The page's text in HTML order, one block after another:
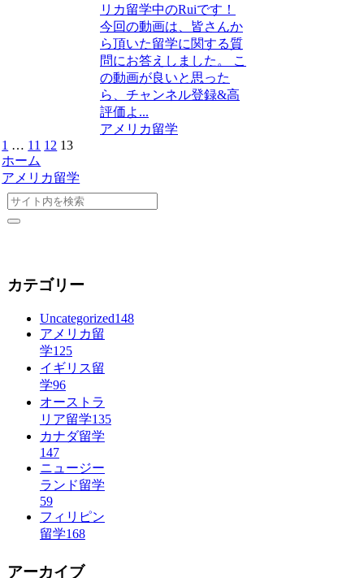
リカ留学中のRuiです！
今回の動画は、皆さんか
ら頂いた留学に関する質
問にお答えしました。 こ
の動画が良いと思った
ら、チャンネル登録&高
評価よ...
アメリカ留学
1 … 11 12 13
ホーム
アメリカ留学
カテゴリー
Uncategorized148
アメリカ留
学125
イギリス留
学96
オーストラ
リア留学135
カナダ留学
147
ニュージー
ランド留学
59
フィリピン
留学168
アーカイブ